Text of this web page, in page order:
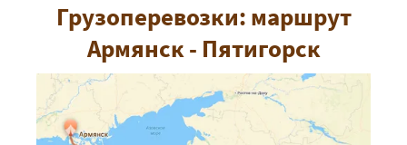
Грузоперевозки: маршрут
Армянск - Пятигорск